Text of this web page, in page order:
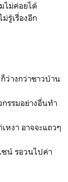
ไม่ค่อยได้
รู้เรื่องอีก
ว่างกว่าชาวบ้าน
รรมอย่างอื่นทำ
หงา อาจจะแถวๆ
น์ รอวนไปค่า